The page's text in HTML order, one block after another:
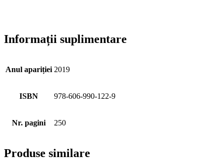
Informații suplimentare
Anul apariției 2019
ISBN 978-606-990-122-9
Nr. pagini 250
Produse similare